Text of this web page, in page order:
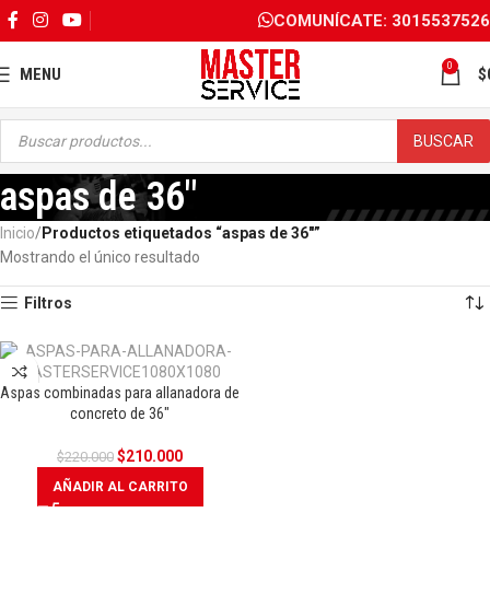
COMUNÍCATE: 3015537526
MENU 0 $
BUSCAR
aspas de 36"
Inicio
Productos etiquetados “aspas de 36"”
Mostrando el único resultado
Filtros
Aspas combinadas para allanadora de
concreto de 36″
$220.000 $210.000
AÑADIR AL CARRITO